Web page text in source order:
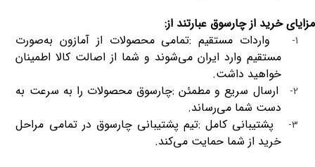
مزایای خرید از چارسوق عبارتند از:
1- واردات مستقیم:تمامی محصولات از آمازون به‌صورت
مستقیم وارد ایران می‌شوند و شما از اصالت کالا اطمینان
خواهید داشت.
2- ارسال سریع و مطمئن:چارسوق محصولات را به سرعت به
دست شما می‌رساند.
3- پشتیبانی کامل:تیم پشتیبانی چارسوق در تمامی مراحل
خرید از شما حمایت می‌کند.